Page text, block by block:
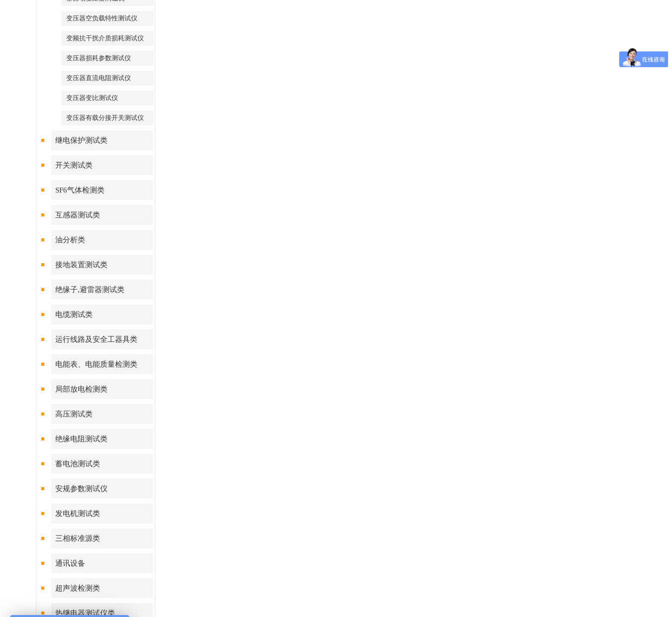
变压器空负载特性测试仪
变频抗干扰介质损耗测试仪
变压器损耗参数测试仪
变压器直流电阻测试仪
变压器变比测试仪
变压器有载分接开关测试仪
继电保护测试类
开关测试类
SF6气体检测类
互感器测试类
油分析类
接地装置测试类
绝缘子,避雷器测试类
电缆测试类
运行线路及安全工器具类
电能表、电能质量检测类
局部放电检测类
高压测试类
绝缘电阻测试类
蓄电池测试类
安规参数测试仪
发电机测试类
三相标准源类
通讯设备
超声波检测类
热继电器测试仪类